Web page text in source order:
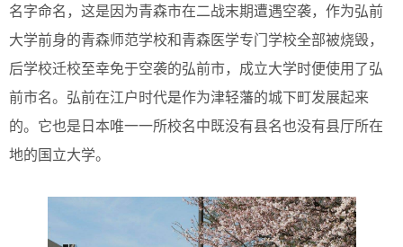
名字命名，这是因为青森市在二战末期遭遇空袭，作为弘前
大学前身的青森师范学校和青森医学专门学校全部被烧毁，
后学校迁校至幸免于空袭的弘前市，成立大学时便使用了弘
前市名。弘前在江户时代是作为津轻藩的城下町发展起来
的。它也是日本唯一一所校名中既没有县名也没有县厅所在
地的国立大学。